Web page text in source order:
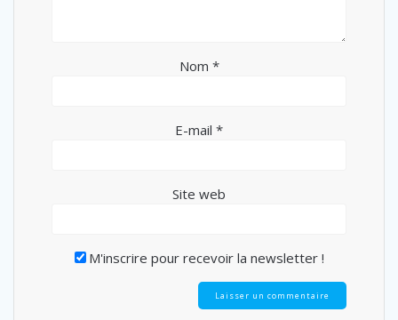
Nom *
E-mail *
Site web
M'inscrire pour recevoir la newsletter !